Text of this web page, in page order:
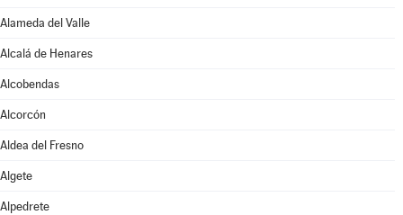
Alameda del Valle
Alcalá de Henares
Alcobendas
Alcorcón
Aldea del Fresno
Algete
Alpedrete